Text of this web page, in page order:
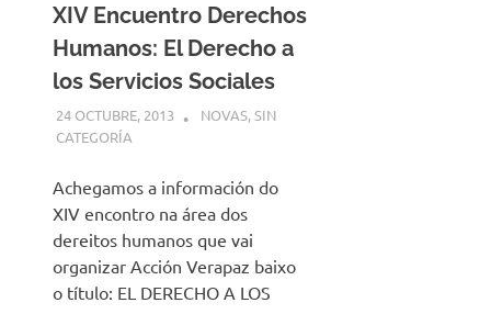
XIV Encuentro Derechos
Humanos: El Derecho a
los Servicios Sociales
24 OCTUBRE, 2013 DESARROLLO
NOVAS,SIN
CATEGORÍA
Achegamos a información do
XIV encontro na área dos
dereitos humanos que vai
organizar Acción Verapaz baixo
o título: EL DERECHO A LOS